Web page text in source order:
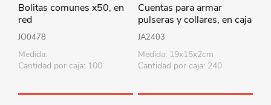
Bolitas comunes x50, en
red
JO0478
Medida:
Cantidad por caja: 100
Cuentas para armar
pulseras y collares, en caja
de plástico
JA2403
Medida: 19x15x2cm
Cantidad por caja: 240